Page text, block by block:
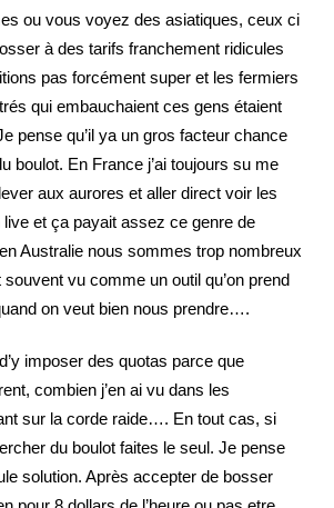
ou vous voyez des asiatiques, ceux ci
à des tarifs franchement ridicules
pas forcément super et les fermiers
qui embauchaient ces gens étaient
pense qu’il ya un gros facteur chance
boulot. En France j’ai toujours su me
aux aurores et aller direct voir les
et ça payait assez ce genre de
Australie nous sommes trop nombreux
vu comme un outil qu’on prend
on veut bien nous prendre….
imposer des quotas parce que
combien j’en ai vu dans les
sur la corde raide…. En tout cas, si
du boulot faites le seul. Je pense
solution. Après accepter de bosser